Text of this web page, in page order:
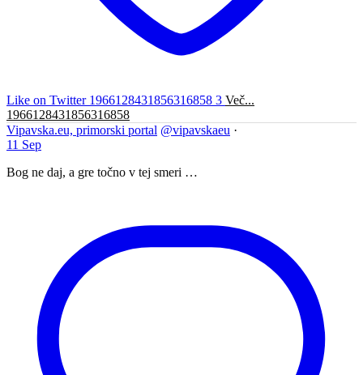
Like on Twitter 1966128431856316858 3 Več...
1966128431856316858
Vipavska.eu, primorski portal @vipavskaeu ·
11 Sep
Bog ne daj, a gre točno v tej smeri …